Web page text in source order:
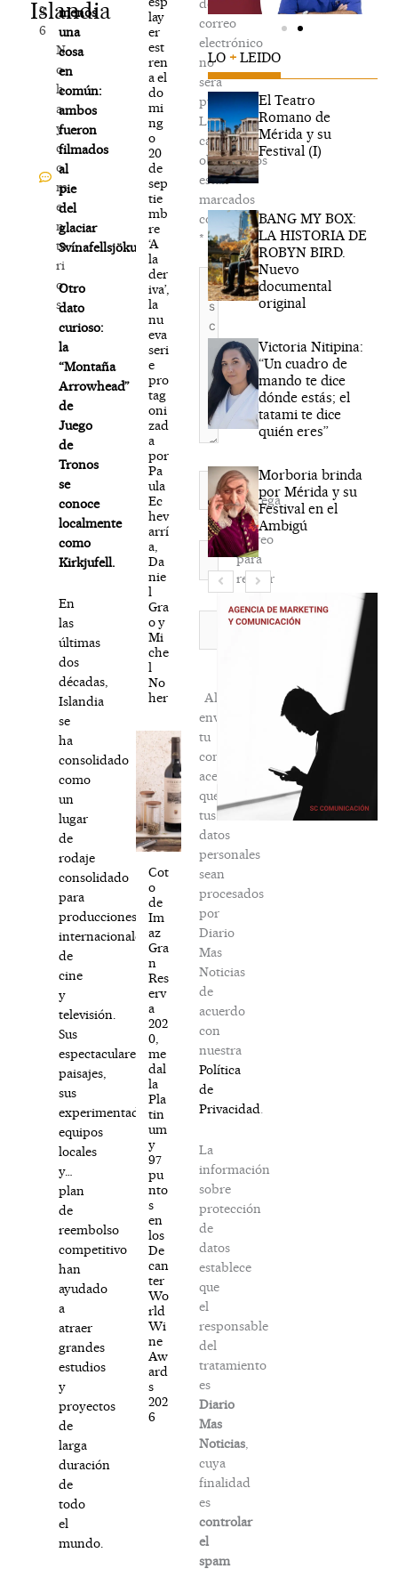
Islandia
2
6
N
o
h
a
y
c
o
m
e
n
ta
ri
o
s
menos
una
cosa
en
común:
ambos
fueron
filmados
al
pie
del
glaciar
Svínafellsjökull.
Otro
dato
curioso:
la
“Montaña
Arrowhead”
de
Juego
de
Tronos
se
conoce
localmente
como
Kirkjufell.
En
las
últimas
dos
décadas,
Islandia
se
ha
consolidado
como
un
lugar
de
rodaje
consolidado
para
producciones
internacionales
de
cine
y
televisión.
Sus
espectaculares
paisajes,
sus
experimentados
equipos
locales
y…
plan
de
reembolso
competitivo
han
ayudado
a
atraer
grandes
estudios
y
proyectos
de
larga
duración
de
todo
el
mundo.
lay
er
est
ren
a el
do
mi
ng
o
20
de
sep
tie
mb
re
‘A
la
der
iva’,
la
nu
eva
seri
e
pro
tag
oni
zad
a
por
Pa
ula
Ec
hev
arrí
a,
Da
nie
l
Gra
o y
Mi
che
l
No
her
Cot
o
de
Im
az
Gra
n
Res
erv
a
202
0,
me
dal
la
Pla
tin
um
y
97
pu
nto
s
en
los
De
can
ter
Wo
rld
Wi
ne
Aw
ard
s
202
6
de
correo
electrónico
no
será
publicada.
Los
campos
obligatorios
están
marcados
con
*
Escribe
aquí...
Nombre*
Correo
electrónico*
Agréga
mi
correo
para
recibir
la
newsletter
Al
enviar
tu
comentario,
aceptas
que
tus
datos
personales
sean
procesados
por
Diario
Mas
Noticias
de
acuerdo
con
nuestra
Política
de
Privacidad
La
información
sobre
protección
de
datos
establece
que
el
responsable
del
tratamiento
es
Diario
Mas
Noticias,
cuya
finalidad
es
controlar
el
spam
LO + LEIDO
El Teatro
Romano de
Mérida y su
Festival (I)
BANG MY BOX:
LA HISTORIA DE
ROBYN BIRD.
Nuevo
documental
original
Victoria Nitipina:
“Un cuadro de
mando te dice
dónde estás; el
tatami te dice
quién eres”
Morboria brinda
por Mérida y su
Festival en el
Ambigú